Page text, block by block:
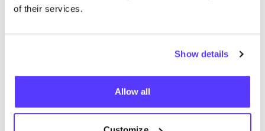
of their services.
Show details
Allow all
Pluk me
Nigtevechtsepad 2, Weesp